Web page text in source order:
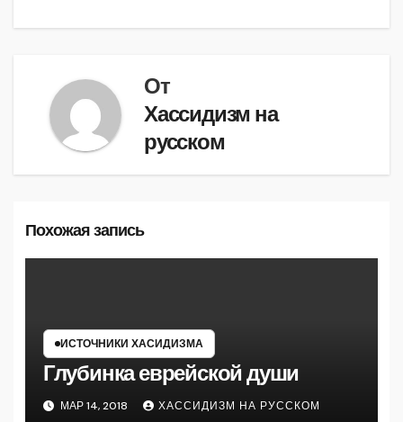
От
Хассидизм на
русском
Похожая запись
ИСТОЧНИКИ ХАСИДИЗМА
Глубинка еврейской души
МАР 14, 2018 ХАССИДИЗМ НА РУССКОМ